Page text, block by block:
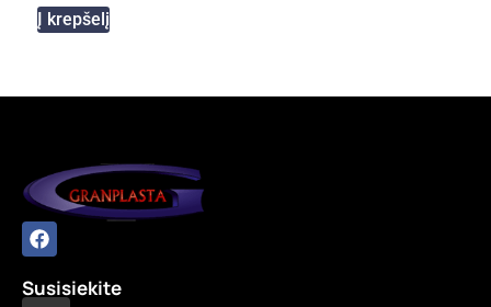
Į krepšelį
Susisiekite